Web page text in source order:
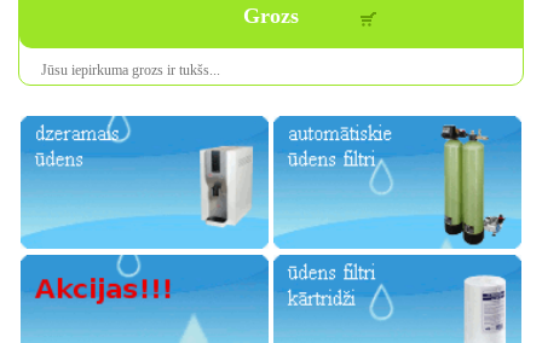
Grozs
Jūsu iepirkuma grozs ir tukšs...